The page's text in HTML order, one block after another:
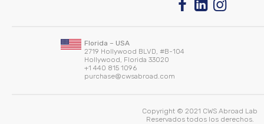
Copyright © 2021 CWS Abroad Lab
Reservados todos los derechos.
Florida – USA
2719 Hollywood BLVD, #B-104
Hollywood, Florida 33020
+1 440 815 1096
purchase@cwsabroad.com